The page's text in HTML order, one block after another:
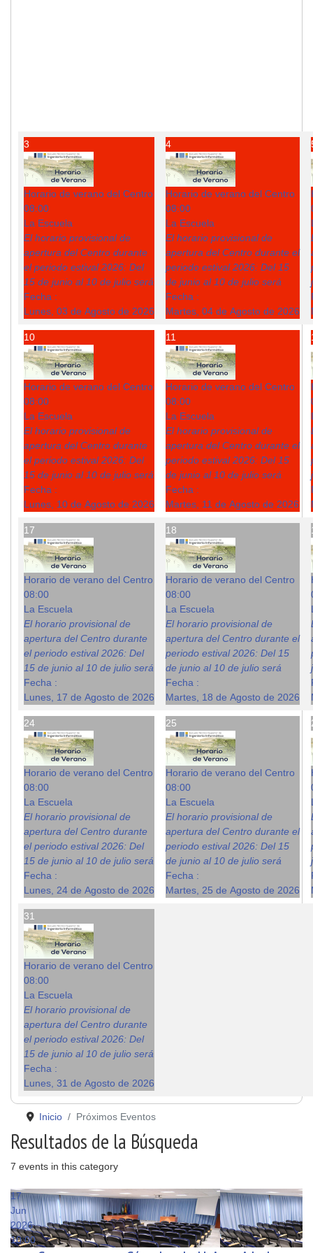
3
Horario de verano del Centro
08:00
La Escuela
El horario provisional de
apertura del Centro durante
el periodo estival 2026: Del
15 de junio al 10 de julio será
Fecha :
Lunes, 03 de Agosto de 2026
4
Horario de verano del Centro
08:00
La Escuela
El horario provisional de
apertura del Centro durante el
periodo estival 2026: Del 15
de junio al 10 de julio será
Fecha :
Martes, 04 de Agosto de 2026
10
Horario de verano del Centro
08:00
La Escuela
El horario provisional de
apertura del Centro durante
el periodo estival 2026: Del
15 de junio al 10 de julio será
Fecha :
Lunes, 10 de Agosto de 2026
11
Horario de verano del Centro
08:00
La Escuela
El horario provisional de
apertura del Centro durante el
periodo estival 2026: Del 15
de junio al 10 de julio será
Fecha :
Martes, 11 de Agosto de 2026
17
Horario de verano del Centro
08:00
La Escuela
El horario provisional de
apertura del Centro durante
el periodo estival 2026: Del
15 de junio al 10 de julio será
Fecha :
Lunes, 17 de Agosto de 2026
18
Horario de verano del Centro
08:00
La Escuela
El horario provisional de
apertura del Centro durante el
periodo estival 2026: Del 15
de junio al 10 de julio será
Fecha :
Martes, 18 de Agosto de 2026
24
Horario de verano del Centro
08:00
La Escuela
El horario provisional de
apertura del Centro durante
el periodo estival 2026: Del
15 de junio al 10 de julio será
Fecha :
Lunes, 24 de Agosto de 2026
25
Horario de verano del Centro
08:00
La Escuela
El horario provisional de
apertura del Centro durante el
periodo estival 2026: Del 15
de junio al 10 de julio será
Fecha :
Martes, 25 de Agosto de 2026
31
Horario de verano del Centro
08:00
La Escuela
El horario provisional de
apertura del Centro durante
el periodo estival 2026: Del
15 de junio al 10 de julio será
Fecha :
Lunes, 31 de Agosto de 2026
Inicio Próximos Eventos
Resultados de la Búsqueda
7 events in this category
17
Jun
2026
10:00